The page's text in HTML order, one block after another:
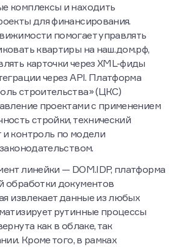
комплексы и находить
для финансирования.
помогает управлять
квартиры на наш.дом.рф,
карточки через XML-фиды
через API. Платформа
строительства» (ЦКС)
проектами с применением
стройки, технический
контроль по модели
линейки — DOM.IDP, платформа
обработки документов
извлекает данные из любых
рутинные процессы
как в облаке, так
Кроме того, в рамках